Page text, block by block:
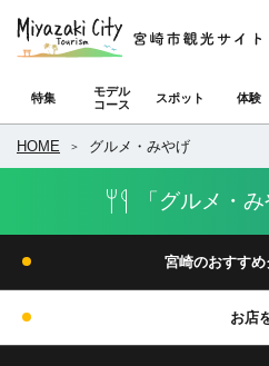
特集
モデル
コース
スポット 体験
HOME グルメ・みやげ
「グルメ・
宮崎のおすす
お店